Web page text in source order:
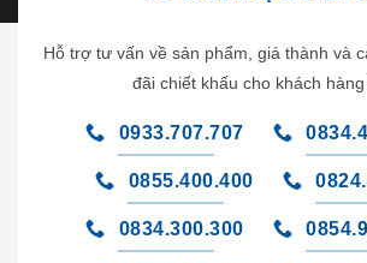
Hỗ trợ tư vấn về sản phẩm, giá thành và
đãi chiết khấu cho khách
0933.707.707
0855.400.400
0834.300.300